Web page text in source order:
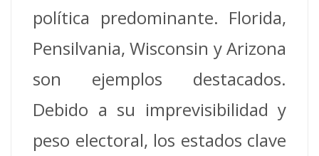
política predominante. Florida,
Pensilvania, Wisconsin y Arizona
son ejemplos destacados.
Debido a su imprevisibilidad y
peso electoral, los estados clave